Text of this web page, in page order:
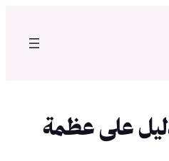
على عظمة